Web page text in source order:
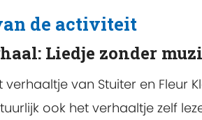
de activiteit
Liedje zonder
van Stuiter en Fleur
ook het verhaaltje zelf